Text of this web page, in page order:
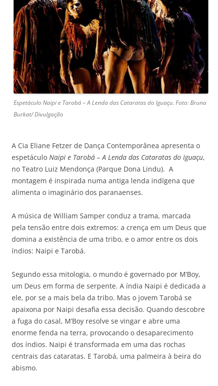
Espetáculo Naipi e Tarobá – A Lenda das Cataratas do Iguaçu. Foto: Bruna
Burkat/ Divulgação
A Cia Eliane Fetzer de Dança Contemporânea apresenta o
espetáculo Naipi e Tarobá – A Lenda das Cataratas do Iguaçu,
no Teatro Luiz Mendonça (Parque Dona Lindu). A
montagem é inspirada numa antiga lenda indígena que
alimenta o imaginário dos paranaenses.
A música de William Samper conduz a trama, marcada
pela tensão entre dois extremos: a crença em um Deus que
domina a existência de uma tribo, e o amor entre os dois
índios: Naipi e Tarobá.
Segundo essa mitologia, o mundo é governado por M’Boy,
um Deus em forma de serpente. A índia Naipi é dedicada a
ele, por se a mais bela da tribo. Mas o jovem Tarobá se
apaixona por Naipi desafia essa decisão. Quando descobre
a fuga do casal, M’Boy resolve se vingar e abre uma
enorme fenda na terra, provocando o desaparecimento
dos índios. Naipi é transformada em uma das rochas
centrais das cataratas. E Tarobá, uma palmeira à beira do
abismo.